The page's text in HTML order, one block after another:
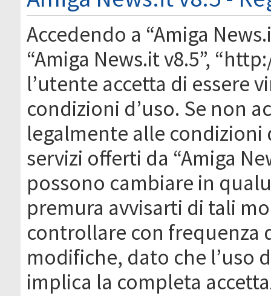
Accedendo a “Amiga
“Amiga News.it v8.5”,
l’utente accetta di essere
condizioni d’uso. Se non
legalmente alle condizioni
servizi offerti da “Amiga
possono cambiare in
premura avvisarti di tali
controllare con frequenza
modifiche, dato che l’uso
implica la completa